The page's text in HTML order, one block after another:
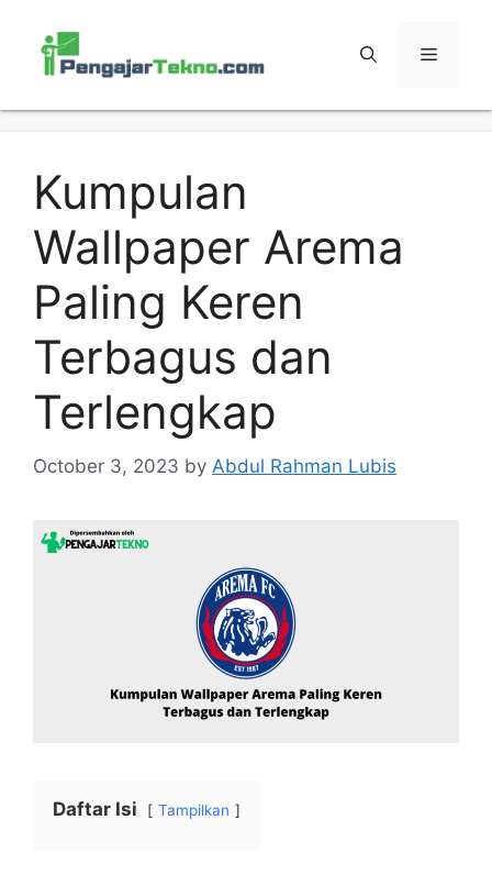
content
MENU
Kumpulan
Wallpaper Arema
Paling Keren
Terbagus dan
Terlengkap
October 3, 2023 by Abdul Rahman Lubis
Daftar Isi Tampilkan